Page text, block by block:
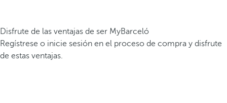
Disfrute de las ventajas de ser MyBarceló
Regístrese o inicie sesión en el proceso de compra y disfrute
de estas ventajas.